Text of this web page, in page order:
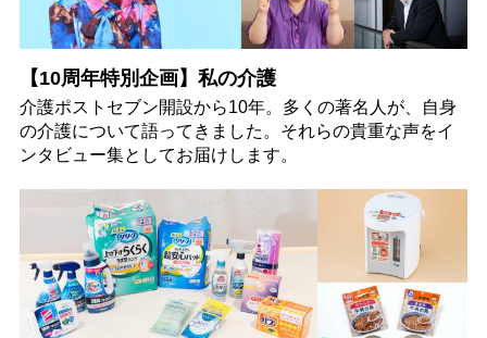
【10周年特別企画】私の介護
介護ポストセブン開設から10年。多くの著名人が、自身
の介護について語ってきました。それらの貴重な声をイ
ンタビュー集としてお届けします。